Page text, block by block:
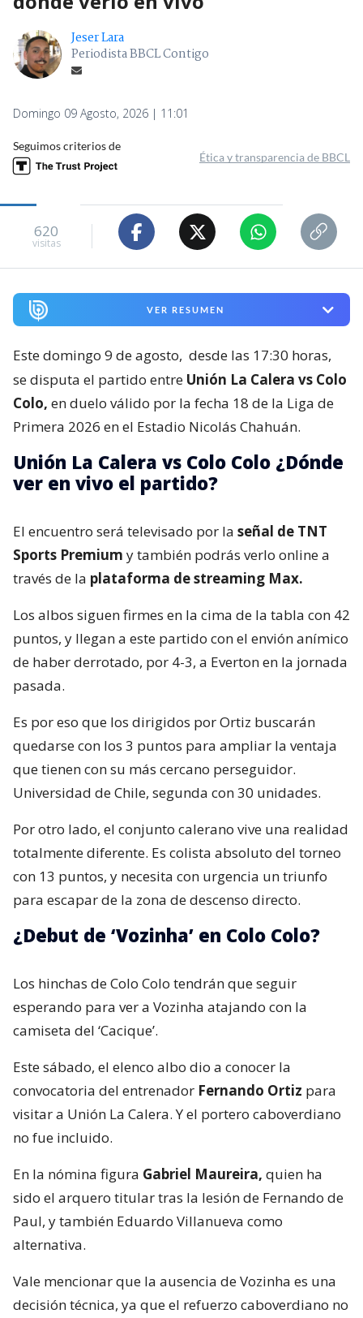
Jeser Lara
Periodista BBCL Contigo
Domingo 09 Agosto, 2026 | 11:01
Seguimos criterios de
Ética y transparencia de BBCL
620
visitas
VER RESUMEN
Este domingo 9 de agosto, desde las 17:30 horas,
se disputa el partido entre Unión La Calera vs Colo
Colo, en duelo válido por la fecha 18 de la Liga de
Primera 2026 en el Estadio Nicolás Chahuán.
Unión La Calera vs Colo Colo ¿Dónde
ver en vivo el partido?
El encuentro será televisado por la señal de TNT
Sports Premium y también podrás verlo online a
través de la plataforma de streaming Max.
Los albos siguen firmes en la cima de la tabla con 42
puntos, y llegan a este partido con el envión anímico
de haber derrotado, por 4-3, a Everton en la jornada
pasada.
Es por eso que los dirigidos por Ortiz buscarán
quedarse con los 3 puntos para ampliar la ventaja
que tienen con su más cercano perseguidor.
Universidad de Chile, segunda con 30 unidades.
Por otro lado, el conjunto calerano vive una realidad
totalmente diferente. Es colista absoluto del torneo
con 13 puntos, y necesita con urgencia un triunfo
para escapar de la zona de descenso directo.
¿Debut de ‘Vozinha’ en Colo Colo?
Los hinchas de Colo Colo tendrán que seguir
esperando para ver a Vozinha atajando con la
camiseta del ‘Cacique’.
Este sábado, el elenco albo dio a conocer la
convocatoria del entrenador Fernando Ortiz para
visitar a Unión La Calera. Y el portero caboverdiano
no fue incluido.
En la nómina figura Gabriel Maureira, quien ha
sido el arquero titular tras la lesión de Fernando de
Paul, y también Eduardo Villanueva como
alternativa.
Vale mencionar que la ausencia de Vozinha es una
decisión técnica, ya que el refuerzo caboverdiano no